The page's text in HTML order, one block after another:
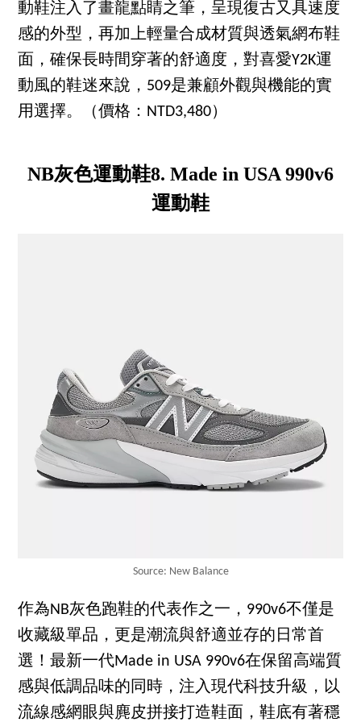
動鞋注入了畫龍點睛之筆，呈現復古又具速度
感的外型，再加上輕量合成材質與透氣網布鞋
面，確保長時間穿著的舒適度，對喜愛Y2K運
動風的鞋迷來說，509是兼顧外觀與機能的實
用選擇。（價格：NTD3,480）
NB灰色運動鞋8. Made in USA 990v6
運動鞋
Source: New Balance
作為NB灰色跑鞋的代表作之一，990v6不僅是
收藏級單品，更是潮流與舒適並存的日常首
選！最新一代Made in USA 990v6在保留高端質
感與低調品味的同時，注入現代科技升級，以
流線感網眼與麂皮拼接打造鞋面，鞋底有著穩